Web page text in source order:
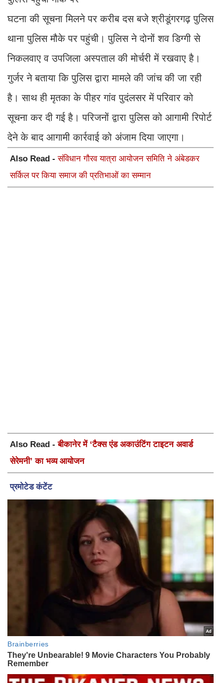
घटना की सूचना मिलने पर करीब दस बजे श्रीडूंगरगढ़ पुलिस
थाना पुलिस मौके पर पहुंची। पुलिस ने दोनों शव डिग्गी से
निकलवाए व उपजिला अस्पताल की मोर्चरी में रखवाए है।
गुर्जर ने बताया कि पुलिस द्वारा मामले की जांच की जा रही
है। साथ ही मृतका के पीहर गांव पुदंलसर में परिवार को
सूचना कर दी गई है। परिजनों द्वारा पुलिस को आगामी रिपोर्ट
देने के बाद आगामी कार्रवाई को अंजाम दिया जाएगा।
Also Read -संविधान गौरव यात्रा आयोजन समिति ने अंबेडकर
सर्किल पर किया समाज की प्रतिभाओं का सम्मान
Also Read -बीकानेर में ‘टैक्स एंड अकाउंटिंग टाइटन अवार्ड
सेरेमनी’ का भव्य आयोजन